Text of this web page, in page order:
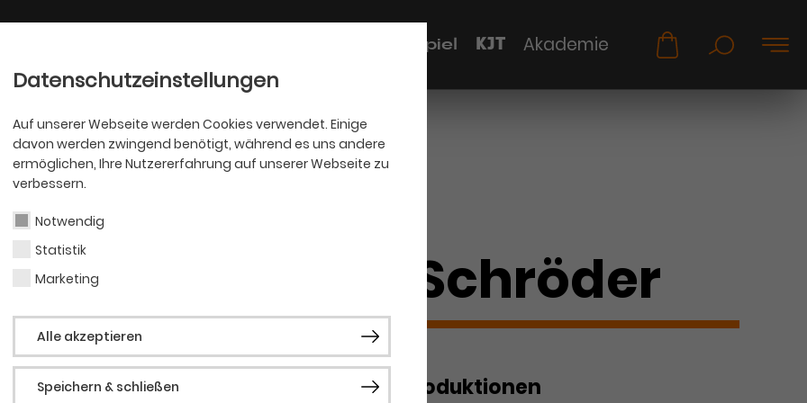
Datenschutzeinstellungen
Auf unserer Webseite werden Cookies verwendet. Einige
davon werden zwingend benötigt, während es uns andere
ermöglichen, Ihre Nutzererfahrung auf unserer Webseite zu
verbessern.
Notwendig
Statistik
Marketing
Alle akzeptieren
Speichern & schließen
Schauspiel KJT Akademie
Luise Schröder
Vergangene Produktionen